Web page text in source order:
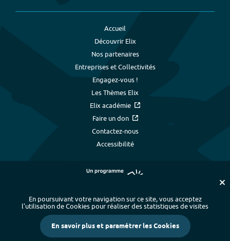
Accueil
Découvrir Elix
Nos partenaires
Entreprises et Collectivités
Engagez-vous !
Les Thèmes Elix
Elix académie
Faire un don
Contactez-nous
Accessibilité
Plan du site - Index alphabétique
-
Mentions légales et données personnelles
- Paramétrer les cookies
Crédits
En poursuivant votre navigation sur ce site, vous acceptez
l’utilisation de Cookies pour réaliser des statistiques de visites
En savoir plus et paramétrer les Cookies